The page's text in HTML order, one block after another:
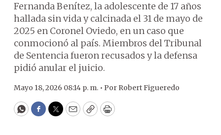
Fernanda Benítez, la adolescente de 17 años
hallada sin vida y calcinada el 31 de mayo de
2025 en Coronel Oviedo, en un caso que
conmocionó al país. Miembros del Tribunal
de Sentencia fueron recusados y la defensa
pidió anular el juicio.
Mayo 18, 2026 08:14 p. m. • Por Robert Figueredo
WhatsApp
Facebook
Twitter
EmailCopyPrint